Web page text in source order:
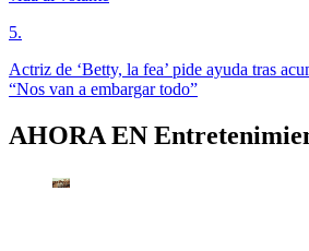
5.
Actriz de ‘Betty, la fea’ pide ayuda tras
“Nos van a embargar todo”
AHORA EN